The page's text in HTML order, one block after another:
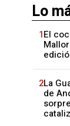
Lo
1El
2La
de